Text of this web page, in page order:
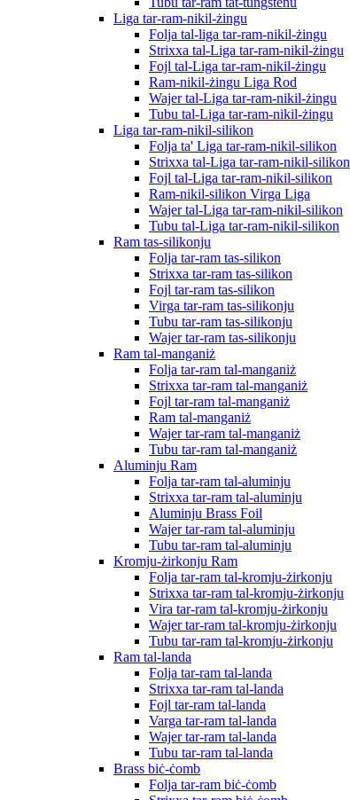
Liga tar-ram-nikil-żingu
Folja tal-liga tar-ram-nikil-żingu
Strixxa tal-Liga tar-ram-nikil-żingu
Fojl tal-Liga tar-ram-nikil-żingu
Ram-nikil-żingu Liga Rod
Wajer tal-Liga tar-ram-nikil-żingu
Tubu tal-Liga tar-ram-nikil-żingu
Liga tar-ram-nikil-silikon
Folja ta' Liga tar-ram-nikil-silikon
Strixxa tal-Liga tar-ram-nikil-silikon
Fojl tal-Liga tar-ram-nikil-silikon
Ram-nikil-silikon Virga Liga
Wajer tal-Liga tar-ram-nikil-silikon
Tubu tal-Liga tar-ram-nikil-silikon
Ram tas-silikonju
Folja tar-ram tas-silikon
Strixxa tar-ram tas-silikon
Fojl tar-ram tas-silikon
Virga tar-ram tas-silikonju
Tubu tar-ram tas-silikonju
Wajer tar-ram tas-silikonju
Ram tal-manganiż
Folja tar-ram tal-manganiż
Strixxa tar-ram tal-manganiż
Fojl tar-ram tal-manganiż
Ram tal-manganiż
Wajer tar-ram tal-manganiż
Tubu tar-ram tal-manganiż
Aluminju Ram
Folja tar-ram tal-aluminju
Strixxa tar-ram tal-aluminju
Aluminju Brass Foil
Wajer tar-ram tal-aluminju
Tubu tar-ram tal-aluminju
Kromju-żirkonju Ram
Folja tar-ram tal-kromju-żirkonju
Strixxa tar-ram tal-kromju-żirkonju
Vira tar-ram tal-kromju-żirkonju
Wajer tar-ram tal-kromju-żirkonju
Tubu tar-ram tal-kromju-żirkonju
Ram tal-landa
Folja tar-ram tal-landa
Strixxa tar-ram tal-landa
Fojl tar-ram tal-landa
Varga tar-ram tal-landa
Wajer tar-ram tal-landa
Tubu tar-ram tal-landa
Brass biċ-ċomb
Folja tar-ram biċ-ċomb